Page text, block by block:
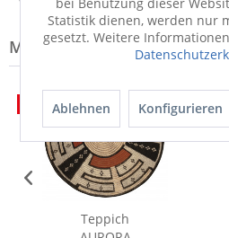
Modell-Familie: AURORA
Teppich
Statistik dienen, werden nur
gesetzt. Weitere
Ablehnen Konfigurieren